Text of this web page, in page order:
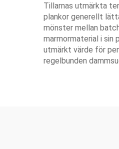
Tillarnas utmärkta
plankor generellt
mönster mellan
marmormaterial i sin
utmärkt värde för
regelbunden